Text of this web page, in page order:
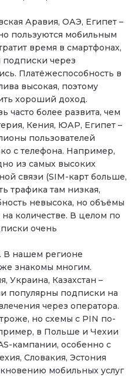
Аравия, ОАЭ, Египет –
пользуются мобильным
время в смартфонах,
подписки через
Платёжеспособность в
высокая, поэтому
хороший доход.
часто более развита, чем
Кения, ЮАР, Египет –
пользователей
с телефона. Например,
из самых высоких
связи (SIM-карт больше,
трафика там низкая,
невысока, но объёмы
количестве. В целом по
очень
В нашем регионе
знакомы многим.
Украина, Казахстан –
популярны подписки на
через оператора.
но схемы с PIN по-
в Польше и Чехии
кампании, особенно с
Словакия, Эстония
мобильных услуг